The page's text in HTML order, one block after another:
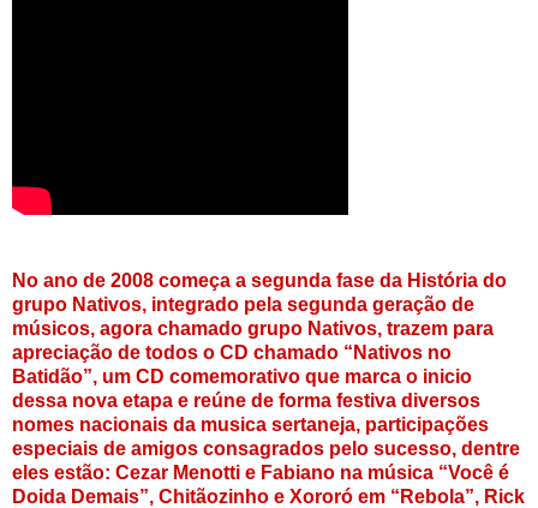
No ano de 2008 começa a segunda fase da História do
grupo Nativos, integrado pela segunda geração de
músicos, agora chamado grupo Nativos, trazem para
apreciação de todos o CD chamado “Nativos no
Batidão”, um CD comemorativo que marca o inicio
dessa nova etapa e reúne de forma festiva diversos
nomes nacionais da musica sertaneja, participações
especiais de amigos consagrados pelo sucesso, dentre
eles estão: Cezar Menotti e Fabiano na música “Você é
Doida Demais”, Chitãozinho e Xororó em “Rebola”, Rick